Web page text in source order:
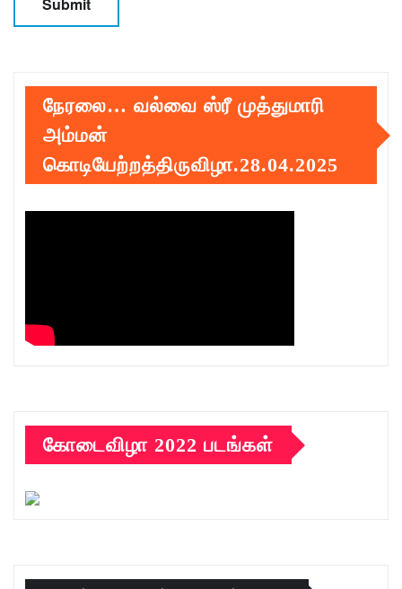
நேரலை… வல்வை ஸ்ரீ முத்துமாரி
அம்மன்
கொடியேற்றத்திருவிழா.28.04.2025
கோடைவிழா 2022 படங்கள்